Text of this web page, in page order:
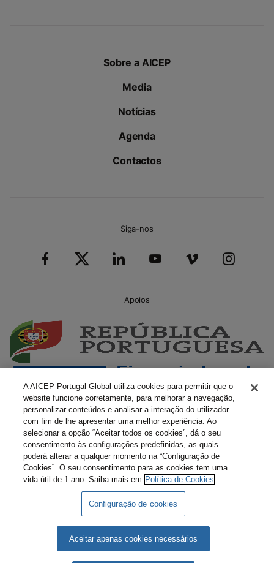
Sobre a AICEP
Media
Notícias
Agenda
Contactos
Siga-nos
Apoios
Livro Amarelo Eletrónico
Política de Privacidade Política de Cookies
A AICEP Portugal Global utiliza cookies para permitir que o
website funcione corretamente, para melhorar a navegação,
personalizar conteúdos e analisar a interação do utilizador
com fim de lhe apresentar uma melhor experiência. Ao
selecionar a opção “Aceitar todos os cookies”, dá o seu
consentimento às configurações predefinidas, as quais
poderá alterar a qualquer momento na “Configuração de
Cookies”. O seu consentimento para as cookies tem uma
vida útil de 1 ano. Saiba mais em Política de Cookies
Configuração de cookies
Aceitar apenas cookies necessários